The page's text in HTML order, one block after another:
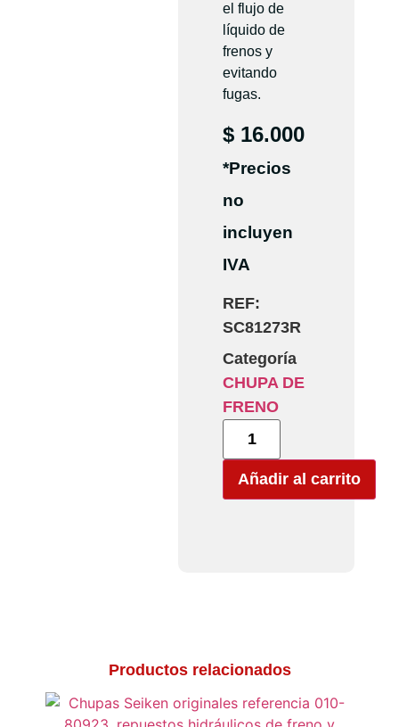
el flujo de
líquido de
frenos y
evitando
fugas.
$16.000
*Precios
no
incluyen
IVA
REF:
SC81273R
Categoría
CHUPA DE
FRENO
Añadir al carrito
Productos relacionados